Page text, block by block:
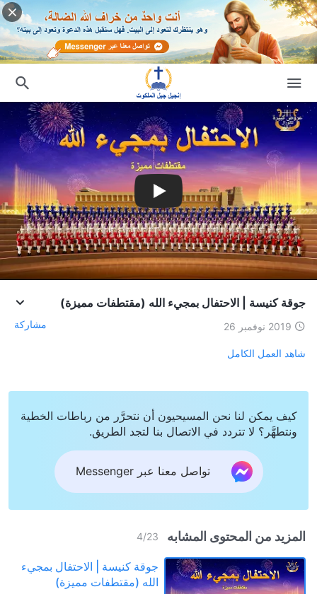
جوقة كنيسة | الاحتفال بمجيء الله (مقتطفات مميزة)
2019 نوفمبر 26 مشاركة
شاهد العمل الكامل
كيف يمكن لنا نحن المسيحيون أن نتحرَّر من رباطات الخطية
ونتطهَّر؟ لا تتردد في الاتصال بنا لتجد الطريق.
تواصل معنا عبر Messenger
المزيد من المحتوى المشابه 4/23
جوقة كنيسة | الاحتفال بمجيء
الله (مقتطفات مميزة)